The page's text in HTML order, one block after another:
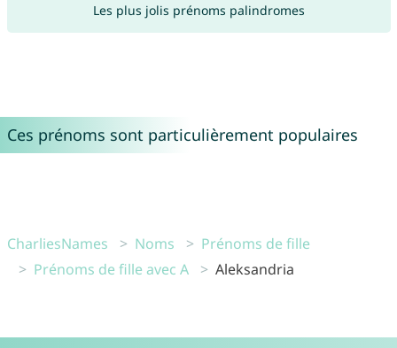
Les plus jolis prénoms palindromes
Ces prénoms sont particulièrement populaires
CharliesNames Noms
Prénoms de fille
Prénoms de fille avec A
Aleksandria